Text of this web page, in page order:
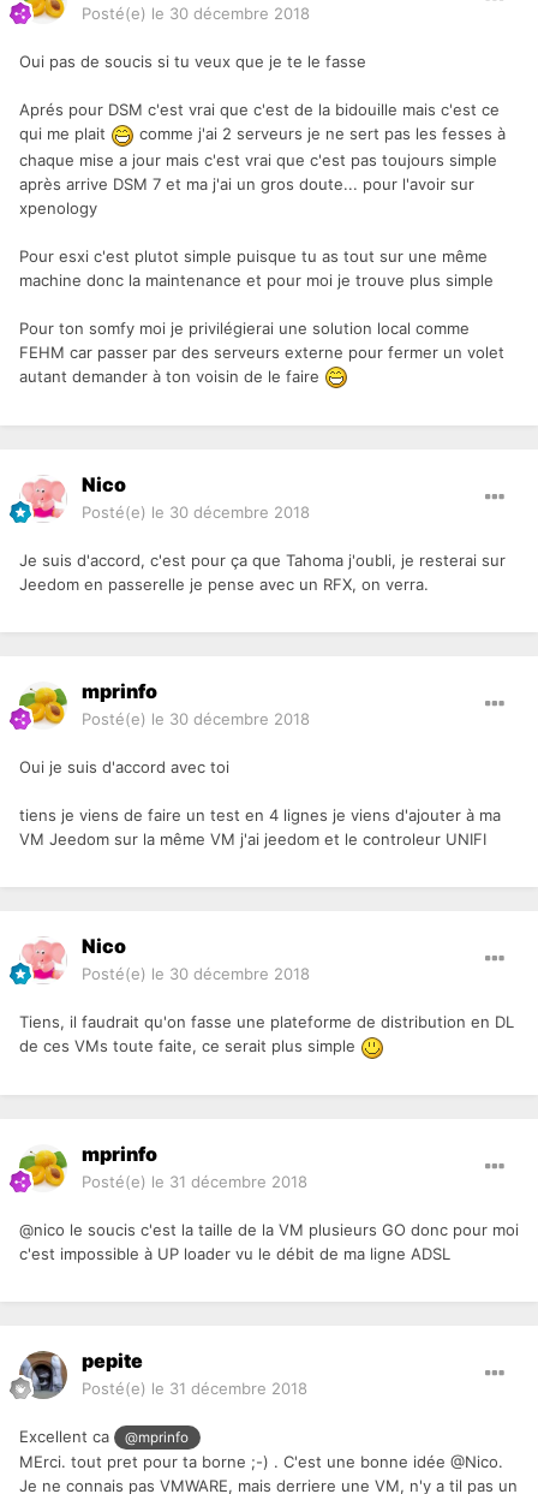
Posté(e) le 30 décembre 2018
Oui pas de soucis si tu veux que je te le fasse
Aprés pour DSM c'est vrai que c'est de la bidouille mais c'est ce
qui me plait
comme j'ai 2 serveurs je ne sert pas les fesses à
chaque mise a jour mais c'est vrai que c'est pas toujours simple
après arrive DSM 7 et ma j'ai un gros doute... pour l'avoir sur
xpenology
Pour esxi c'est plutot simple puisque tu as tout sur une même
machine donc la maintenance et pour moi je trouve plus simple
Pour ton somfy moi je privilégierai une solution local comme
FEHM car passer par des serveurs externe pour fermer un volet
autant demander à ton voisin de le faire
Nico
Posté(e) le 30 décembre 2018
Je suis d'accord, c'est pour ça que Tahoma j'oubli, je resterai sur
Jeedom en passerelle je pense avec un RFX, on verra.
mprinfo
Posté(e) le 30 décembre 2018
Oui je suis d'accord avec toi
tiens je viens de faire un test en 4 lignes je viens d'ajouter à ma
VM Jeedom sur la même VM j'ai jeedom et le controleur UNIFI
Nico
Posté(e) le 30 décembre 2018
Tiens, il faudrait qu'on fasse une plateforme de distribution en DL
de ces VMs toute faite, ce serait plus simple
mprinfo
Posté(e) le 31 décembre 2018
@nico le soucis c'est la taille de la VM plusieurs GO donc pour moi
c'est impossible à UP loader vu le débit de ma ligne ADSL
pepite
Posté(e) le 31 décembre 2018
Excellent ca @mprinfo
MErci. tout pret pour ta borne ;-) . C'est une bonne idée @Nico.
Je ne connais pas VMWARE, mais derriere une VM, n'y a til pas un